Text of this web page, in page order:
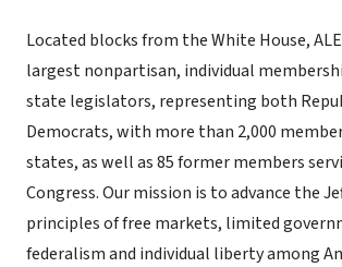
Located blocks from the White House,
largest nonpartisan, individual
state legislators, representing both
Democrats, with more than 2,000
states, as well as 85 former members
Congress. Our mission is to advance the
principles of free markets, limited
federalism and individual liberty among